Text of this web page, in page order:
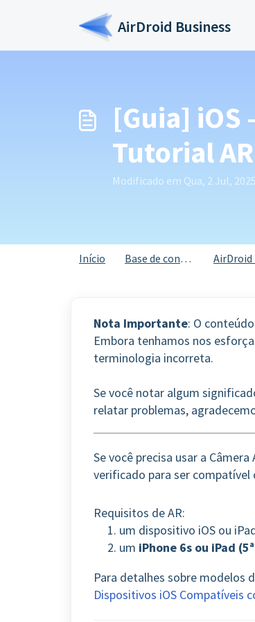
AirDroid Business
[Guia] iOS
Tutorial
Modificado em Qua, 2 Jul,
Início Base de conhecimento AirDroid
Nota Importante: O
Embora tenhamos nos
terminologia incorreta.
Se você notar algum
relatar problemas,
Se você precisa usar a
verificado para ser compatível
Requisitos de AR:
1. um dispositivo iOS ou
2. um iPhone 6s ou iPad
Para detalhes sobre modelos
Dispositivos iOS Compatíveis